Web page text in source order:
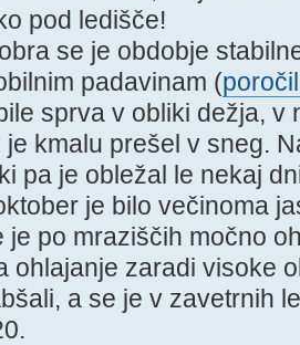
pod ledišče!
se je obdobje
padavinam (
sprva v obliki dežja, v
kmalu prešel v sneg.
pa je obležal le nekaj
je bilo večinoma
je po mraziščih močno
ohlajanje zaradi visoke
a se je v zavetrnih